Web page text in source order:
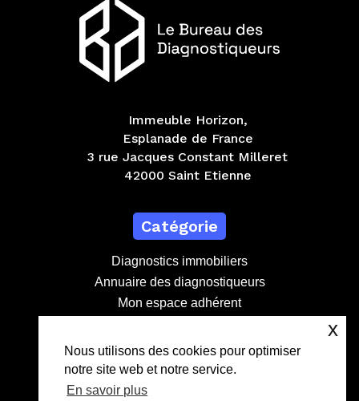
3 rue Jacques Constant Milleret
42000 Saint Etienne
Diagnostics immobiliers
Mon espace adhérent
Devenir adhérent
contact@lebdd.fr
04 81 09 71 90
Nous utilisons des cookies pour optimiser
notre site web et notre service.
En savoir plus
x